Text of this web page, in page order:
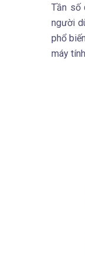
Tần số
người
phổ
máy